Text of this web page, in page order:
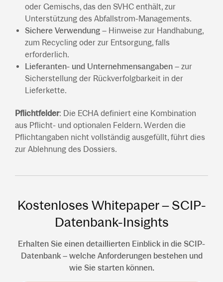
oder Gemischs, das den SVHC enthält, zur
Unterstützung des Abfallstrom-Managements.
Sichere Verwendung – Hinweise zur Handhabung,
zum Recycling oder zur Entsorgung, falls
erforderlich.
Lieferanten- und Unternehmensangaben – zur
Sicherstellung der Rückverfolgbarkeit in der
Lieferkette.
Pflichtfelder: Die ECHA definiert eine Kombination
aus Pflicht- und optionalen Feldern. Werden die
Pflichtangaben nicht vollständig ausgefüllt, führt dies
zur Ablehnung des Dossiers.
Kostenloses Whitepaper – SCIP-
Datenbank-Insights
Erhalten Sie einen detaillierten Einblick in die SCIP-
Datenbank – welche Anforderungen bestehen und
wie Sie starten können.